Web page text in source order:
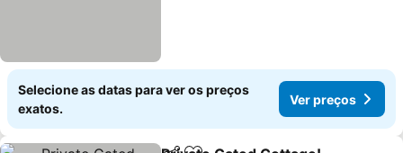
Selecione as datas para ver os preços
exatos.
Ver preços